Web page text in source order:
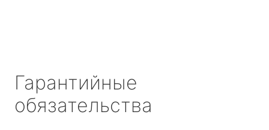
Гарантийные
обязательства